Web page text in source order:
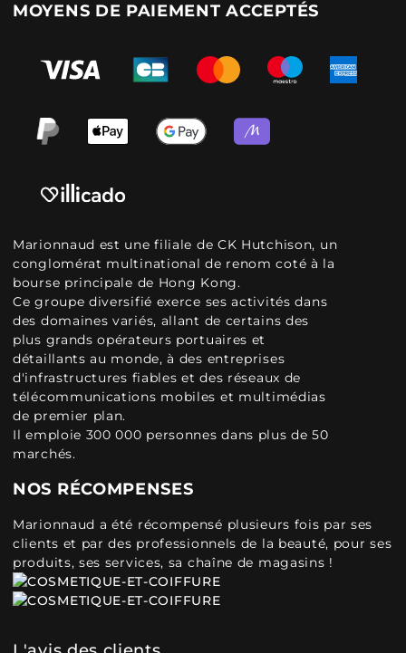
MOYENS DE PAIEMENT ACCEPTÉS
Marionnaud est une filiale de CK Hutchison, un
conglomérat multinational de renom coté à la
bourse principale de Hong Kong.
Ce groupe diversifié exerce ses activités dans
des domaines variés, allant de certains des
plus grands opérateurs portuaires et
détaillants au monde, à des entreprises
d'infrastructures fiables et des réseaux de
télécommunications mobiles et multimédias
de premier plan.
Il emploie 300 000 personnes dans plus de 50
marchés.
NOS RÉCOMPENSES
Marionnaud a été récompensé plusieurs fois par ses
clients et par des professionnels de la beauté, pour ses
produits, ses services, sa chaîne de magasins !